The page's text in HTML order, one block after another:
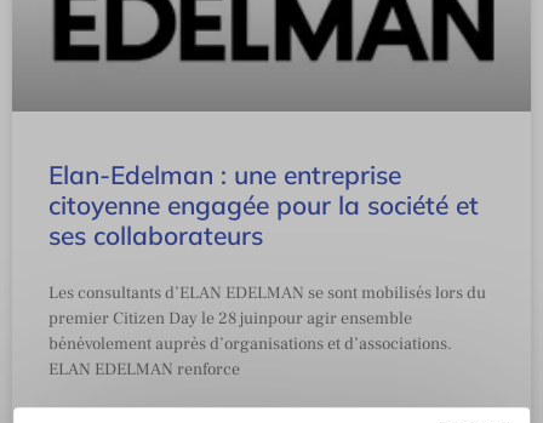
Elan-Edelman : une entreprise
citoyenne engagée pour la société et
ses collaborateurs
Les consultants d’ELAN EDELMAN se sont mobilisés lors du
premier Citizen Day le 28 juinpour agir ensemble
bénévolement auprès d’organisations et d’associations.
ELAN EDELMAN renforce